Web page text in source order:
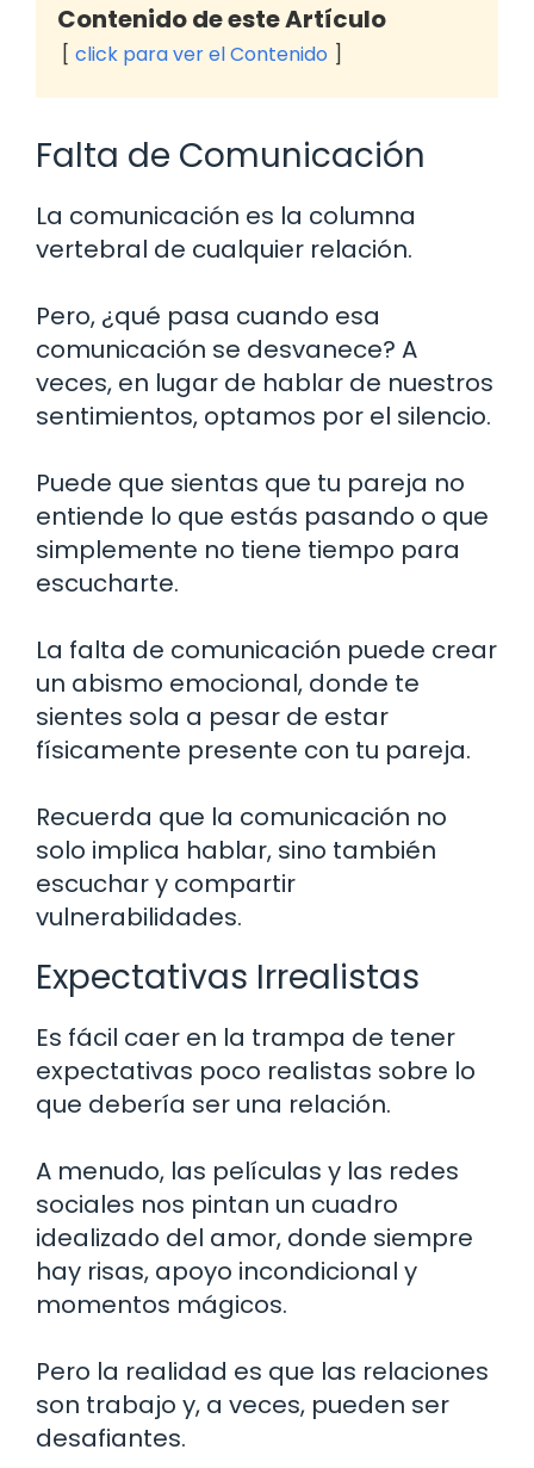
Contenido de este Artículo
click para ver el Contenido
Falta de Comunicación
La comunicación es la columna
vertebral de cualquier relación.
Pero, ¿qué pasa cuando esa
comunicación se desvanece? A
veces, en lugar de hablar de nuestros
sentimientos, optamos por el silencio.
Puede que sientas que tu pareja no
entiende lo que estás pasando o que
simplemente no tiene tiempo para
escucharte.
La falta de comunicación puede crear
un abismo emocional, donde te
sientes sola a pesar de estar
físicamente presente con tu pareja.
Recuerda que la comunicación no
solo implica hablar, sino también
escuchar y compartir
vulnerabilidades.
Expectativas Irrealistas
Es fácil caer en la trampa de tener
expectativas poco realistas sobre lo
que debería ser una relación.
A menudo, las películas y las redes
sociales nos pintan un cuadro
idealizado del amor, donde siempre
hay risas, apoyo incondicional y
momentos mágicos.
Pero la realidad es que las relaciones
son trabajo y, a veces, pueden ser
desafiantes.